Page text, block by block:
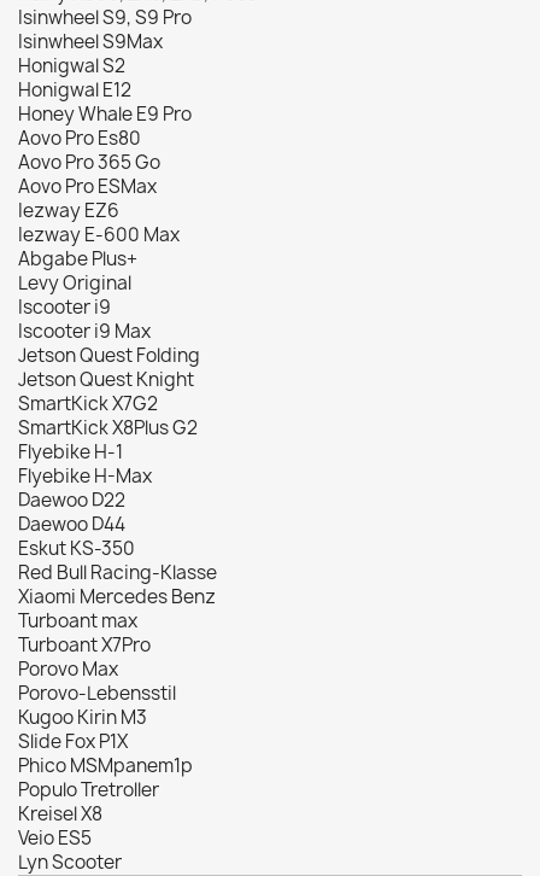
Isinwheel S9, S9 Pro
Isinwheel S9Max
Honigwal S2
Honigwal E12
Honey Whale E9 Pro
Aovo Pro Es80
Aovo Pro 365 Go
Aovo Pro ESMax
Iezway EZ6
Iezway E-600 Max
Abgabe Plus+
Levy Original
Iscooter i9
Iscooter i9 Max
Jetson Quest Folding
Jetson Quest Knight
SmartKick X7G2
SmartKick X8Plus G2
Flyebike H-1
Flyebike H-Max
Daewoo D22
Daewoo D44
Eskut KS-350
Red Bull Racing-Klasse
Xiaomi Mercedes Benz
Turboant max
Turboant X7Pro
Porovo Max
Porovo-Lebensstil
Kugoo Kirin M3
Slide Fox P1X
Phico MSMpanem1p
Populo Tretroller
Kreisel X8
Veio ES5
Lyn Scooter